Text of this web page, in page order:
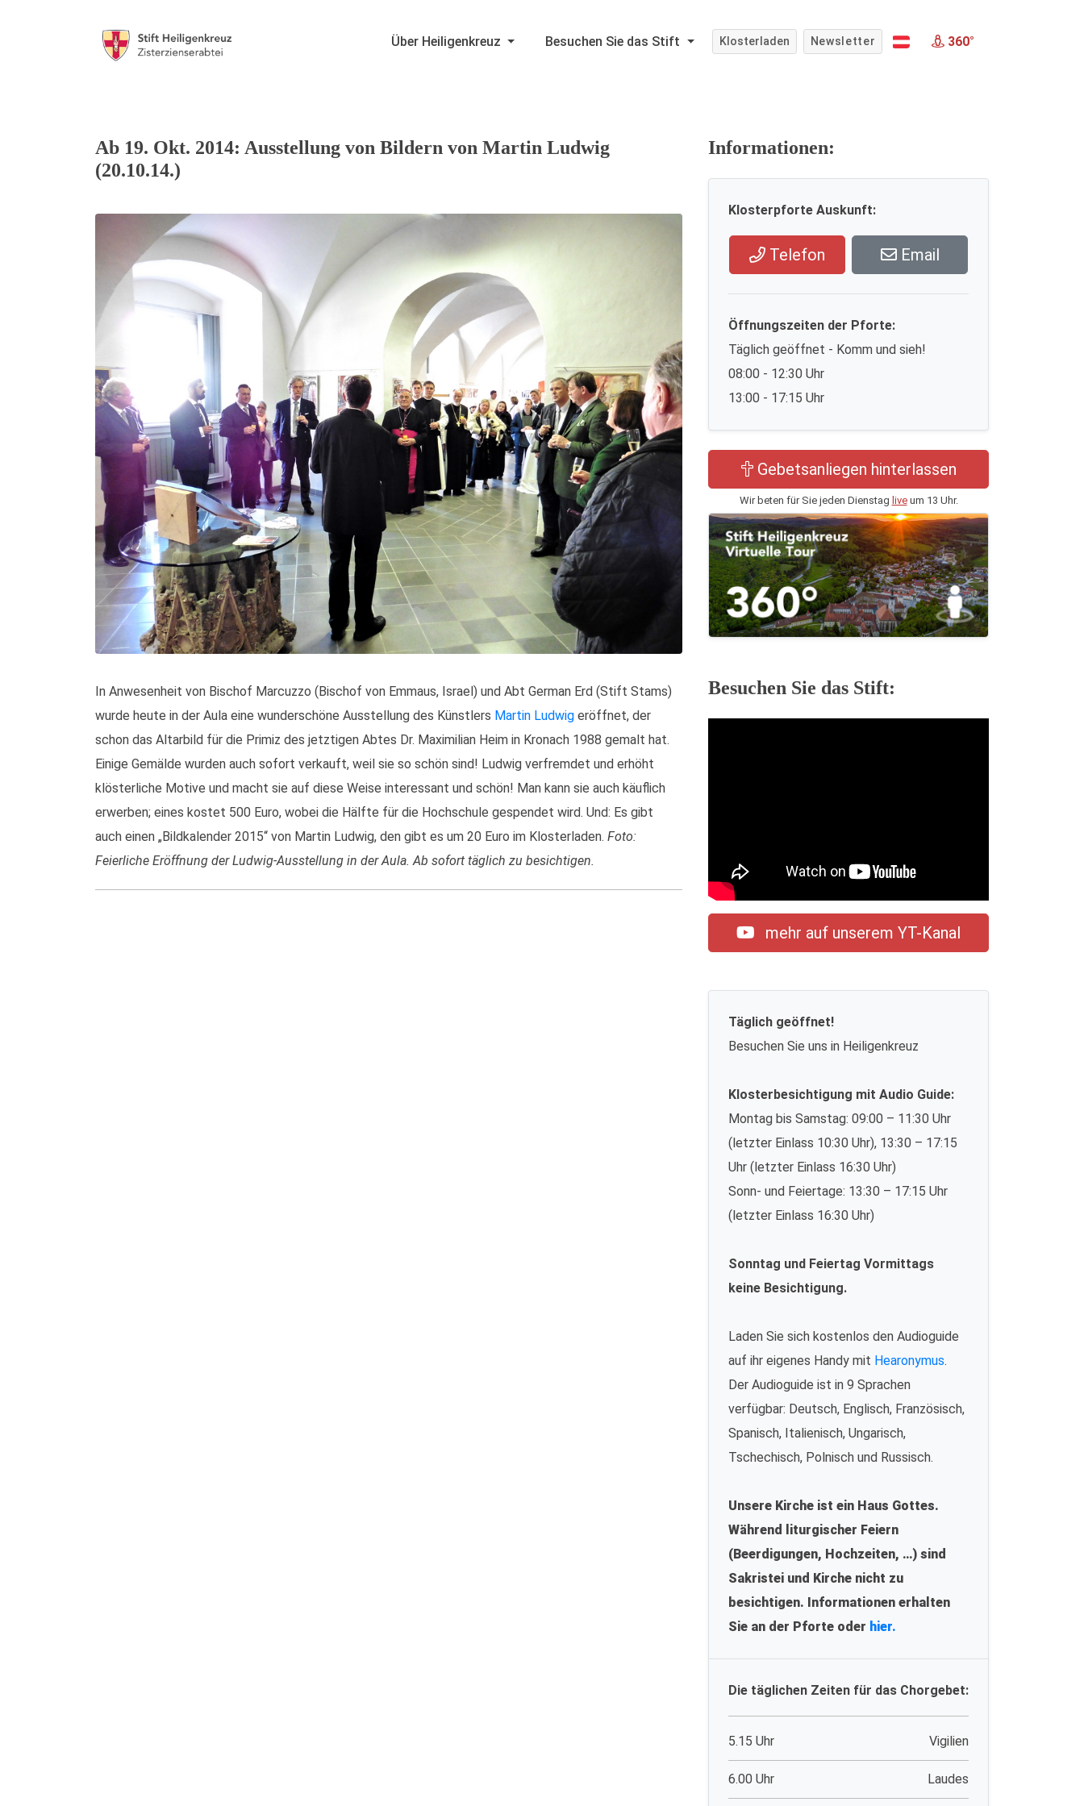
Über Heiligenkreuz Besuchen Sie das Stift Klosterladen Newsletter 360°
Ab 19. Okt. 2014: Ausstellung von Bildern von Martin Ludwig
(20.10.14.)
In Anwesenheit von Bischof Marcuzzo (Bischof von Emmaus, Israel) und Abt German Erd (Stift Stams)
wurde heute in der Aula eine wunderschöne Ausstellung des Künstlers Martin Ludwig eröffnet, der
schon das Altarbild für die Primiz des jetztigen Abtes Dr. Maximilian Heim in Kronach 1988 gemalt hat.
Einige Gemälde wurden auch sofort verkauft, weil sie so schön sind! Ludwig verfremdet und erhöht
klösterliche Motive und macht sie auf diese Weise interessant und schön! Man kann sie auch käuflich
erwerben; eines kostet 500 Euro, wobei die Hälfte für die Hochschule gespendet wird. Und: Es gibt
auch einen „Bildkalender 2015“ von Martin Ludwig, den gibt es um 20 Euro im Klosterladen. Foto:
Feierliche Eröffnung der Ludwig-Ausstellung in der Aula. Ab sofort täglich zu besichtigen.
Informationen:
Klosterpforte Auskunft:
Telefon Email
Öffnungszeiten der Pforte:
Täglich geöffnet - Komm und sieh!
08:00 - 12:30 Uhr
13:00 - 17:15 Uhr
Gebetsanliegen hinterlassen
Wir beten für Sie jeden Dienstag liveum 13 Uhr.
Besuchen Sie das Stift:
mehr auf unserem YT-Kanal
Täglich geöffnet!
Besuchen Sie uns in Heiligenkreuz
Klosterbesichtigung mit Audio Guide:
Montag bis Samstag: 09:00 – 11:30 Uhr
(letzter Einlass 10:30 Uhr), 13:30 – 17:15
Uhr (letzter Einlass 16:30 Uhr)
Sonn- und Feiertage: 13:30 – 17:15 Uhr
(letzter Einlass 16:30 Uhr)
Sonntag und Feiertag Vormittags
keine Besichtigung.
Laden Sie sich kostenlos den Audioguide
auf ihr eigenes Handy mit Hearonymus.
Der Audioguide ist in 9 Sprachen
verfügbar: Deutsch, Englisch, Französisch,
Spanisch, Italienisch, Ungarisch,
Tschechisch, Polnisch und Russisch.
Unsere Kirche ist ein Haus Gottes.
Während liturgischer Feiern
(Beerdigungen, Hochzeiten, …) sind
Sakristei und Kirche nicht zu
besichtigen. Informationen erhalten
Sie an der Pforte oder hier.
Die täglichen Zeiten für das Chorgebet:
5.15 Uhr Vigilien
6.00 Uhr Laudes